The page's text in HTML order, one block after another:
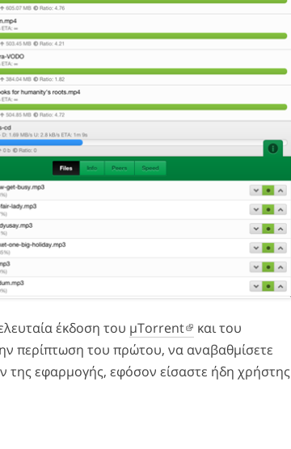
έκδοση του μTorrent
και του
περίπτωση του πρώτου, να αναβαθμίσετε
της εφαρμογής, εφόσον είσαστε ήδη χρήστης